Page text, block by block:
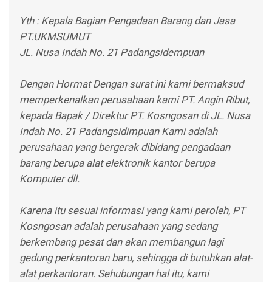
Yth : Kepala Bagian Pengadaan Barang dan Jasa
PT.UKMSUMUT
JL. Nusa Indah No. 21 Padangsidempuan
Dengan Hormat Dengan surat ini kami bermaksud
memperkenalkan perusahaan kami PT. Angin Ribut,
kepada Bapak / Direktur PT. Kosngosan di JL. Nusa
Indah No. 21 Padangsidimpuan Kami adalah
perusahaan yang bergerak dibidang pengadaan
barang berupa alat elektronik kantor berupa
Komputer dll.
Karena itu sesuai informasi yang kami peroleh, PT
Kosngosan adalah perusahaan yang sedang
berkembang pesat dan akan membangun lagi
gedung perkantoran baru, sehingga di butuhkan alat-
alat perkantoran. Sehubungan hal itu, kami